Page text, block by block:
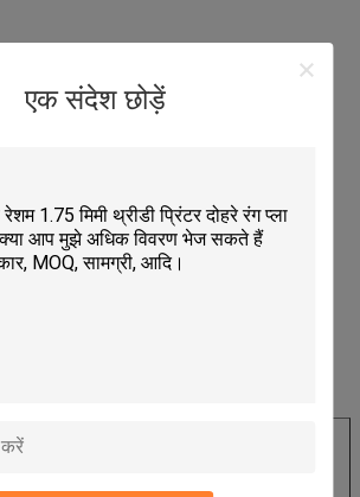
एक संदेश छोड़ें
बना है
मजबूत और अधिक कठोर है, और सामान्य रूप से मुद्रित वस्तुओं में
रूप और अनुभव होगा।
फिलामेंट है जो अक्षय संसाधनों से प्राप्त होता है, जैसे
स्टार्च, या गन्ना
के साथ सामग्री के अधिक सटीक प्लेसमेंट और हाइनर बिल्ड
इसमें नोजल से निकलने वाले प्लास्टिक से कम प्रतिरोध होता है
कॉटन कैंडी जैसी महक आती है
भीतर आयामी सटीकता
180-220℃